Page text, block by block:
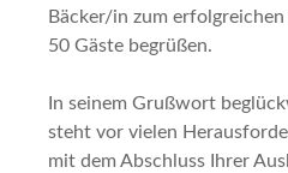
Bäcker/in zum
50 Gäste begrüßen.
In seinem Grußwort
steht vor vielen
mit dem Abschluss Ihrer